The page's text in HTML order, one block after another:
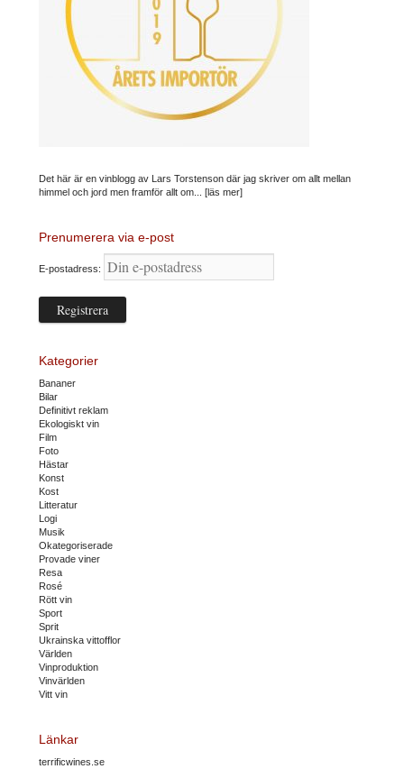
Det här är en vinblogg av Lars Torstenson där jag skriver om allt mellan
himmel och jord men framför allt om... [läs mer]
Prenumerera via e-post
E-postadress:
Kategorier
Bananer
Bilar
Definitivt reklam
Ekologiskt vin
Film
Foto
Hästar
Konst
Kost
Litteratur
Logi
Musik
Okategoriserade
Provade viner
Resa
Rosé
Rött vin
Sport
Sprit
Ukrainska vittofflor
Världen
Vinproduktion
Vinvärlden
Vitt vin
Länkar
terrificwines.se